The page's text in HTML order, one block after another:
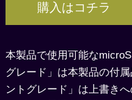
購入はコチラ
本製品で使用可能な
グレード」は本製品の付
ントグレード」は上書き